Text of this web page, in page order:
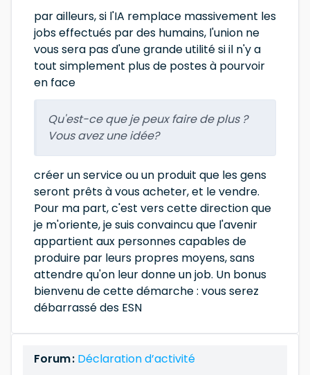
par ailleurs, si l'IA remplace massivement les
jobs effectués par des humains, l'union ne
vous sera pas d'une grande utilité si il n'y a
tout simplement plus de postes à pourvoir
en face
Qu'est-ce que je peux faire de plus ?
Vous avez une idée?
créer un service ou un produit que les gens
seront prêts à vous acheter, et le vendre.
Pour ma part, c'est vers cette direction que
je m'oriente, je suis convaincu que l'avenir
appartient aux personnes capables de
produire par leurs propres moyens, sans
attendre qu'on leur donne un job. Un bonus
bienvenu de cette démarche : vous serez
débarrassé des ESN
Forum : Déclaration d’activité